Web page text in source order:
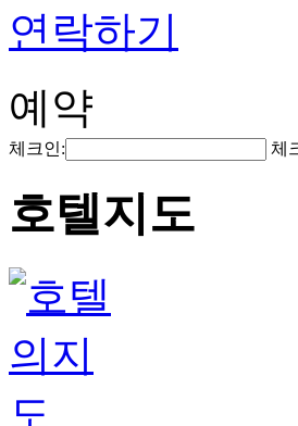
연락하기
예약
체크인: 체
호텔지도